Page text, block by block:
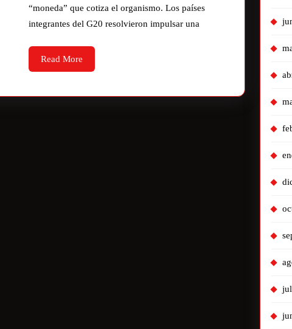
“moneda” que cotiza el organismo. Los países
integrantes del G20 resolvieron impulsar una
Read More